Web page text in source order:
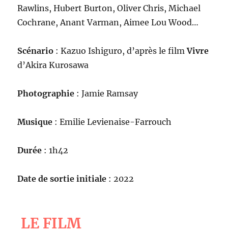
Rawlins, Hubert Burton, Oliver Chris, Michael
Cochrane, Anant Varman, Aimee Lou Wood…
Scénario : Kazuo Ishiguro, d’après le filmVivre
d’Akira Kurosawa
Photographie : Jamie Ramsay
Musique : Emilie Levienaise-Farrouch
Durée : 1h42
Date de sortie initiale : 2022
LE FILM